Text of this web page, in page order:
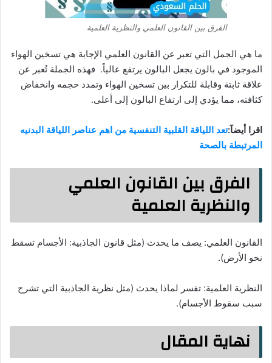
الفرق بين القانون العلمي والنظرية العلمية
ما هي الجمل التي تعبر عن القانون العلمي الإجابة هي تسخين الهواء
الموجود في بالون يجعل البالون يرتفع عالياً. فهذه الجملة تُعبر عن
علاقة ثابتة وقابلة للتكرار بين تسخين الهواء وتمدد حجمه وانخفاض
كثافته، مما يؤدي إلى ارتفاع البالون إلى أعلى.
اقرا أيضآ:تعد اللياقة القلبية التنفسية من اهم عناصر اللياقة البدنيه
المرتبطة بالصحة
الفرق بين القانون العلمي
والنظرية العلمية
القانون العلمي: يصف ما يحدث (مثل قانون الجاذبية: الأجسام تسقط
نحو الأرض).
النظرية العلمية: تفسر لماذا يحدث (مثل نظرية الجاذبية التي تشرح
سبب سقوط الأجسام).
نهاية المقال